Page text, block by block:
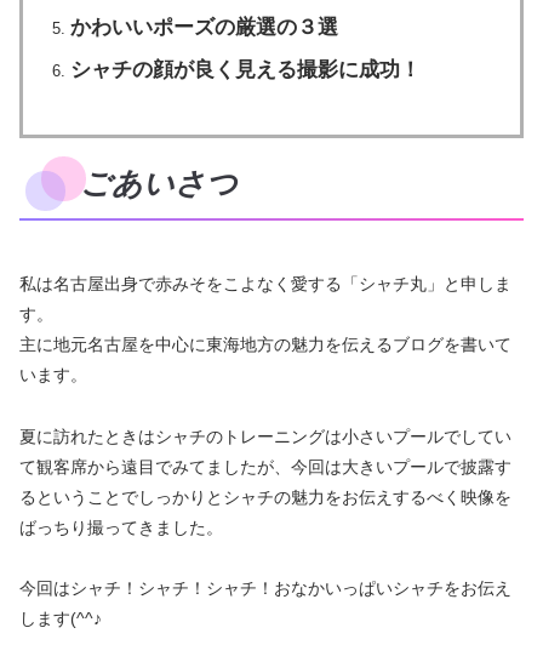
かわいいポーズの厳選の３選
シャチの顔が良く見える撮影に成功！
ごあいさつ
私は名古屋出身で赤みそをこよなく愛する「シャチ丸」と申しま
す。
主に地元名古屋を中心に東海地方の魅力を伝えるブログを書いて
います。
夏に訪れたときはシャチのトレーニングは小さいプールでしてい
て観客席から遠目でみてましたが、今回は大きいプールで披露す
るということでしっかりとシャチの魅力をお伝えするべく映像を
ばっちり撮ってきました。
今回はシャチ！シャチ！シャチ！おなかいっぱいシャチをお伝え
します(^^♪